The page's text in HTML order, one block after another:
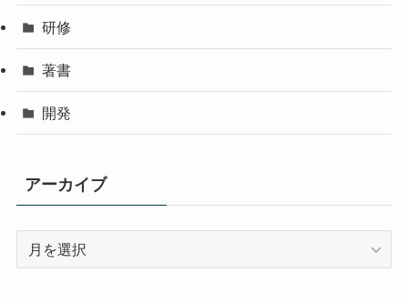
研修
著書
開発
アーカイブ